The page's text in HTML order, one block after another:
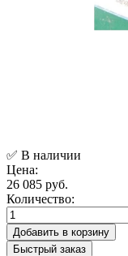
✅ В наличии
Цена:
26 085 руб.
Количество:
Добавить в корзину
Быстрый заказ